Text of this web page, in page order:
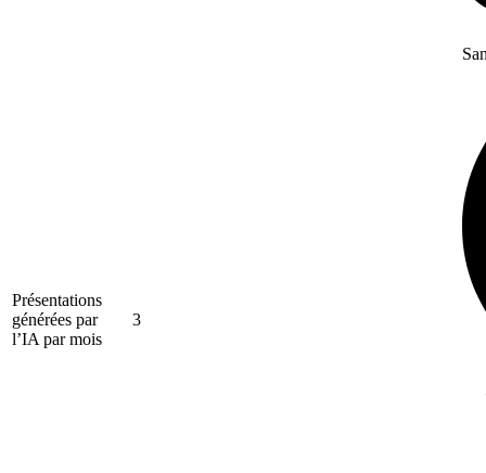
Présentations
générées par
l’IA par mois
3